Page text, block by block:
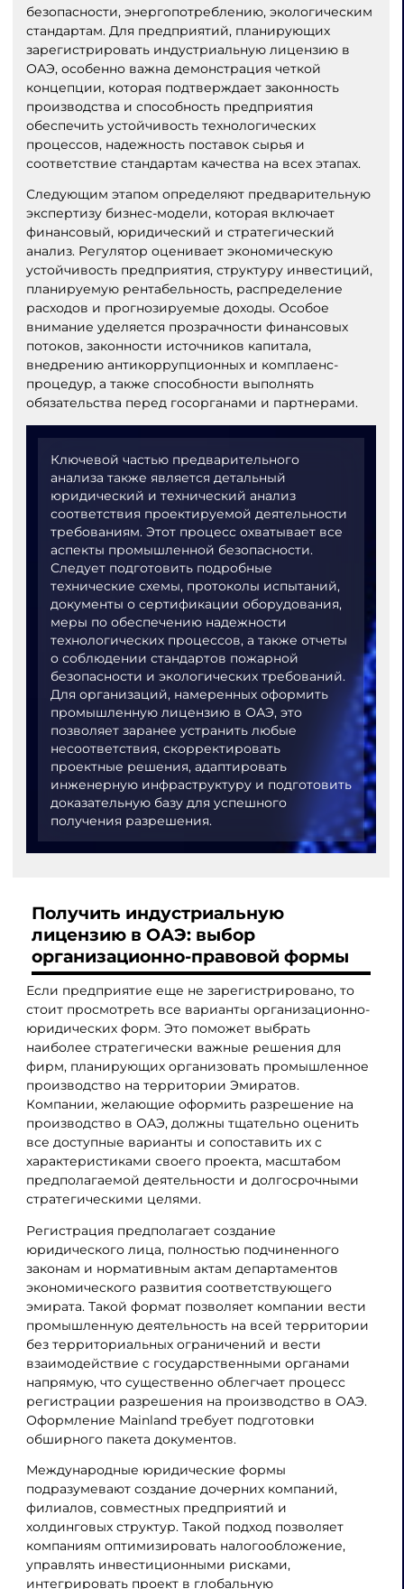
безопасности, энергопотреблению, экологическим
стандартам. Для предприятий, планирующих
зарегистрировать индустриальную лицензию в
ОАЭ, особенно важна демонстрация четкой
концепции, которая подтверждает законность
производства и способность предприятия
обеспечить устойчивость технологических
процессов, надежность поставок сырья и
соответствие стандартам качества на всех этапах.
Следующим этапом определяют предварительную
экспертизу бизнес-модели, которая включает
финансовый, юридический и стратегический
анализ. Регулятор оценивает экономическую
устойчивость предприятия, структуру инвестиций,
планируемую рентабельность, распределение
расходов и прогнозируемые доходы. Особое
внимание уделяется прозрачности финансовых
потоков, законности источников капитала,
внедрению антикоррупционных и комплаенс-
процедур, а также способности выполнять
обязательства перед госорганами и партнерами.
Ключевой частью предварительного
анализа также является детальный
юридический и технический анализ
соответствия проектируемой деятельности
требованиям. Этот процесс охватывает все
аспекты промышленной безопасности.
Следует подготовить подробные
технические схемы, протоколы испытаний,
документы о сертификации оборудования,
меры по обеспечению надежности
технологических процессов, а также отчеты
о соблюдении стандартов пожарной
безопасности и экологических требований.
Для организаций, намеренных оформить
промышленную лицензию в ОАЭ, это
позволяет заранее устранить любые
несоответствия, скорректировать
проектные решения, адаптировать
инженерную инфраструктуру и подготовить
доказательную базу для успешного
получения разрешения.
Получить индустриальную
лицензию в ОАЭ: выбор
организационно-правовой формы
Если предприятие еще не зарегистрировано, то
стоит просмотреть все варианты организационно-
юридических форм. Это поможет выбрать
наиболее стратегически важные решения для
фирм, планирующих организовать промышленное
производство на территории Эмиратов.
Компании, желающие оформить разрешение на
производство в ОАЭ, должны тщательно оценить
все доступные варианты и сопоставить их с
характеристиками своего проекта, масштабом
предполагаемой деятельности и долгосрочными
стратегическими целями.
Регистрация предполагает создание
юридического лица, полностью подчиненного
законам и нормативным актам департаментов
экономического развития соответствующего
эмирата. Такой формат позволяет компании вести
промышленную деятельность на всей территории
без территориальных ограничений и вести
взаимодействие с государственными органами
напрямую, что существенно облегчает процесс
регистрации разрешения на производство в ОАЭ.
Оформление Mainland требует подготовки
обширного пакета документов.
Международные юридические формы
подразумевают создание дочерних компаний,
филиалов, совместных предприятий и
холдинговых структур. Такой подход позволяет
компаниям оптимизировать налогообложение,
управлять инвестиционными рисками,
интегрировать проект в глобальную